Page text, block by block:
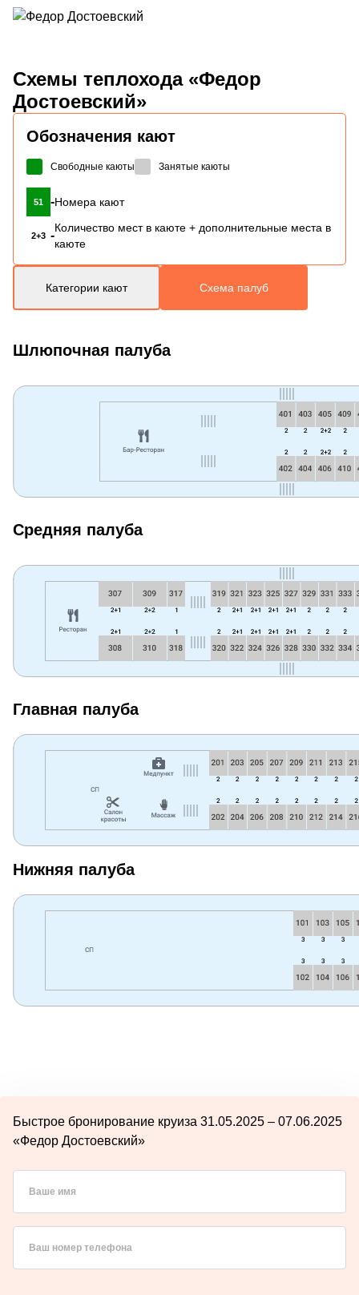
Схемы теплохода «Федор
Достоевский»
Обозначения кают
Свободные каюты Занятые каюты
51 -Номера кают
2+3 -
Количество мест в каюте + дополнительные места в
каюте
Категории кают Схема палуб
Шлюпочная палуба
Средняя палуба
Главная палуба
Нижняя палуба
Быстрое бронирование круиза 31.05.2025 – 07.06.2025
«Федор Достоевский»
Ваше имя
Ваш номер телефона